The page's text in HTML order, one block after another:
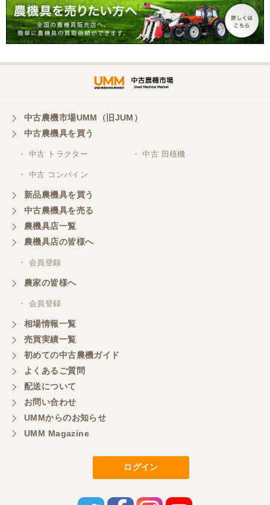
岐阜県／横倉林
ありがとうございます。
岐阜県／横倉林
岐阜県／横倉林
ありがとうございます
岐阜県／横倉林
ありがとうございます
岐阜県／横倉林
ありがとうございます
岐阜県／横倉林
ありがとうございます
岐阜県／横倉林
ー RL5K ロータリー 現状
渡し【P11475389】
中古農機市場UMM（旧JUM）
中古農機具を買う
・ 中古 トラクター ・ 中古 田植機
・ 中古 コンバイン
新品農機具を買う
中古農機具を売る
農機具店一覧
農機具店の皆様へ
・ 会員登録
農家の皆様へ
・ 会員登録
相場情報一覧
売買実績一覧
初めての中古農機ガイド
よくあるご質問
配送について
お問い合わせ
UMMからのお知らせ
UMM Magazine
ログイン